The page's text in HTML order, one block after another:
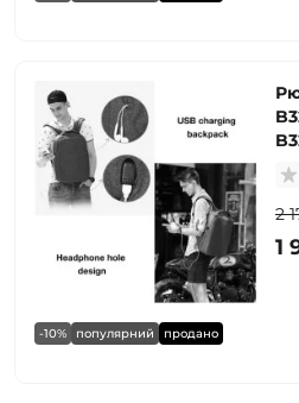
-10% популярний продано
2
1